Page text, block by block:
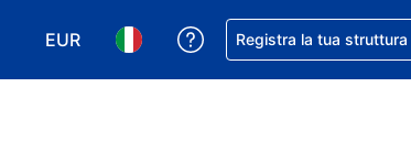
EUR
Scegli la tua valuta. Valuta attuale: Euro
Scegli la tua lingua. Lingua
Ricevi aiuto con la
Registra la tua struttura